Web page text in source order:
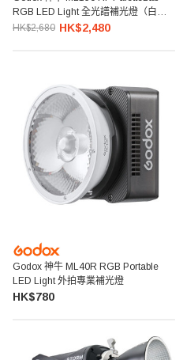
RGB LED Light 全光譜補光燈（白
色）
HK$2,680 HK$2,480
Godox 神牛 ML40R RGB Portable
LED Light 外拍專業補光燈
HK$780